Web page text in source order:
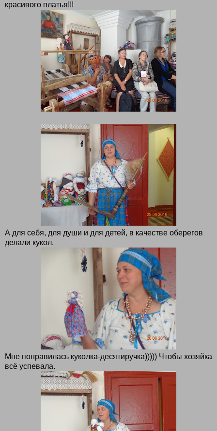
красивого платья!!!
А для себя, для души и для детей, в качестве оберегов
делали кукол.
Мне понравилась куколка-десятиручка))))) Чтобы хозяйка
всё успевала.